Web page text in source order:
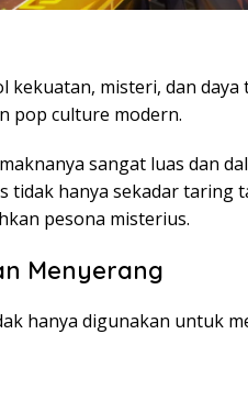
kekuatan, misteri, dan daya
pop culture modern.
sangat luas dan
tidak hanya sekadar taring
pesona misterius.
Menyerang
hanya digunakan untuk